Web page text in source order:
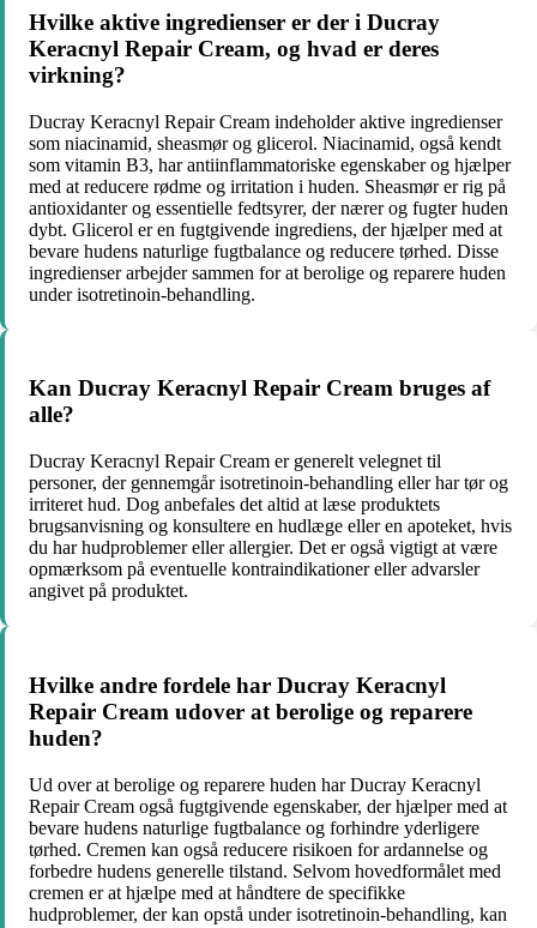
Hvilke aktive ingredienser er der i Ducray
Keracnyl Repair Cream, og hvad er deres
virkning?
Ducray Keracnyl Repair Cream indeholder aktive ingredienser
som niacinamid, sheasmør og glicerol. Niacinamid, også kendt
som vitamin B3, har antiinflammatoriske egenskaber og hjælper
med at reducere rødme og irritation i huden. Sheasmør er rig på
antioxidanter og essentielle fedtsyrer, der nærer og fugter huden
dybt. Glicerol er en fugtgivende ingrediens, der hjælper med at
bevare hudens naturlige fugtbalance og reducere tørhed. Disse
ingredienser arbejder sammen for at berolige og reparere huden
under isotretinoin-behandling.
Kan Ducray Keracnyl Repair Cream bruges af
alle?
Ducray Keracnyl Repair Cream er generelt velegnet til
personer, der gennemgår isotretinoin-behandling eller har tør og
irriteret hud. Dog anbefales det altid at læse produktets
brugsanvisning og konsultere en hudlæge eller en apoteket, hvis
du har hudproblemer eller allergier. Det er også vigtigt at være
opmærksom på eventuelle kontraindikationer eller advarsler
angivet på produktet.
Hvilke andre fordele har Ducray Keracnyl
Repair Cream udover at berolige og reparere
huden?
Ud over at berolige og reparere huden har Ducray Keracnyl
Repair Cream også fugtgivende egenskaber, der hjælper med at
bevare hudens naturlige fugtbalance og forhindre yderligere
tørhed. Cremen kan også reducere risikoen for ardannelse og
forbedre hudens generelle tilstand. Selvom hovedformålet med
cremen er at hjælpe med at håndtere de specifikke
hudproblemer, der kan opstå under isotretinoin-behandling, kan